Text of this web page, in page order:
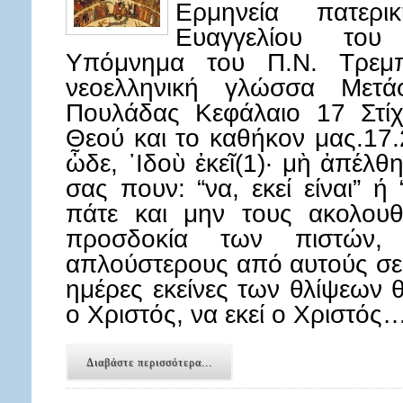
Ερμηνεία
Ευαγγελίου του
Υπόμνημα του Π.Ν.
νεοελληνική γλώσσα
Πουλάδας Κεφάλαιο 17
Θεού και το καθήκον
ὧδε, ᾽Ιδοὺ ἐκεῖ(1)· μὴ
σας πουν: “να, εκεί είναι”
πάτε και μην τους
προσδοκία των πιστών,
απλούστερους από αυτούς σε
ημέρες εκείνες των
ο Χριστός, να εκεί ο
Διαβάστε περισσότερα...